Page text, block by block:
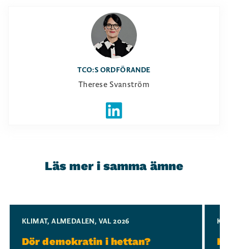
TCO:S ORDFÖRANDE
Therese Svanström
Läs mer i samma ämne
KLIMAT,ALMEDALEN, VAL 2026
Dör demokratin i hettan?